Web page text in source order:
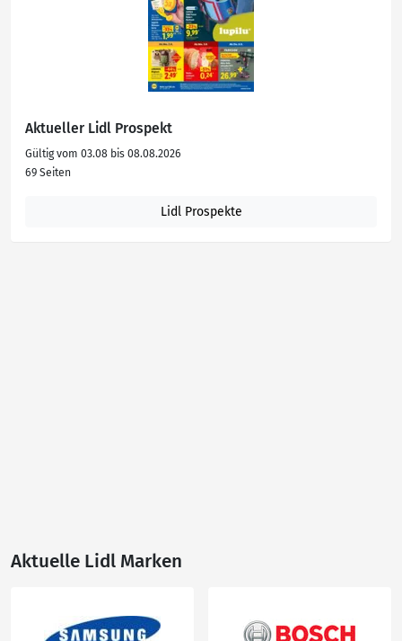
Aktueller Lidl Prospekt
Gültig vom 03.08 bis 08.08.2026
69 Seiten
Lidl Prospekte
Aktuelle Lidl Marken